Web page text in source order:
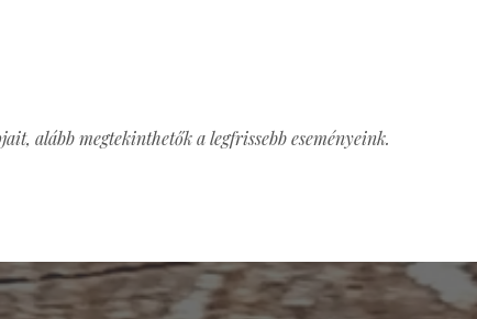
alább megtekinthetők a legfrissebb eseményeink.